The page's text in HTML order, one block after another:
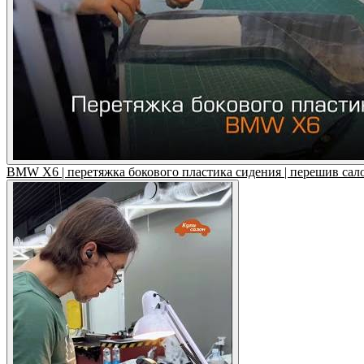
BMW X6 | перетяжка бокового пластика сидения | перешив